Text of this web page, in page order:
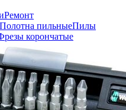
Ремонт
Полотна пильныеПилы
корончатые